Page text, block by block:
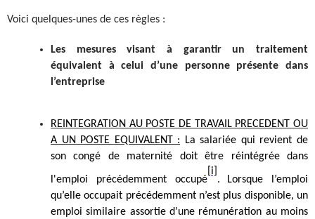
Voici quelques-unes de ces règles :
Les mesures visant à garantir un traitement
équivalent à celui d’une personne présente dans
l’entreprise
REINTEGRATION AU POSTE DE TRAVAIL PRECEDENT OU
A UN POSTE EQUIVALENT : La salariée qui revient de
son congé de maternité doit être réintégrée dans
l'emploi précédemment occupé
[i]
.
Lorsque l’emploi
qu’elle occupait précédemment n’est plus disponible, un
emploi similaire assortie d’une rémunération au moins